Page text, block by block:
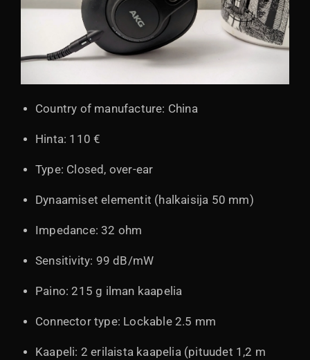
Country of manufacture: China
Hinta: 110 €
Type: Closed, over-ear
Dynaamiset elementit (halkaisija 50 mm)
Impedance: 32 ohm
Sensitivity: 99 dB/mW
Paino: 215 g ilman kaapelia
Connector type: Lockable 2.5 mm
Kaapeli: 2 erilaista kaapelia (pituudet 1,2 m